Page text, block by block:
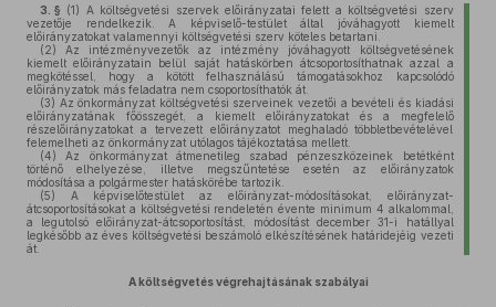
3. § (1) A költségvetési szervek előirányzatai felett a költségvetési szerv
vezetője rendelkezik. A képviselő-testület által jóváhagyott kiemelt
előirányzatokat valamennyi költségvetési szerv köteles betartani.
(2) Az intézményvezetők az intézmény jóváhagyott költségvetésének
kiemelt előirányzatain belül saját hatáskörben átcsoportosíthatnak azzal a
megkötéssel, hogy a kötött felhasználású támogatásokhoz kapcsolódó
előirányzatok más feladatra nem csoportosíthatók át.
(3) Az önkormányzat költségvetési szerveinek vezetői a bevételi és kiadási
előirányzatának főösszegét, a kiemelt előirányzatokat és a megfelelő
részelőirányzatokat a tervezett előirányzatot meghaladó többletbevételével
felemelheti az önkormányzat utólagos tájékoztatása mellett.
(4) Az önkormányzat átmenetileg szabad pénzeszközeinek betétként
történő elhelyezése, illetve megszűntetése esetén az előirányzatok
módosítása a polgármester hatáskörébe tartozik.
(5) A képviselőtestület az előirányzat-módosításokat, előirányzat-
átcsoportosításokat a költségvetési rendeletén évente minimum 4 alkalommal,
a legutolsó előirányzat-átcsoportosítást, módosítást december 31-i hatállyal
legkésőbb az éves költségvetési beszámoló elkészítésének határidejéig vezeti
át.
A költségvetés végrehajtásának szabályai